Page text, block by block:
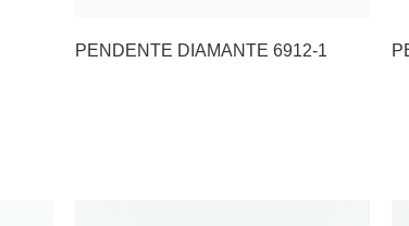
PENDENTE DIAMANTE 6912-1